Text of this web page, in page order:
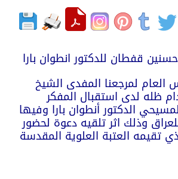
قفطان للدكتور انطوان بارا
لمرجعنا المفدى الشيخ
ظله لدى استقبال المفكر
الدكتور أنطوان بارا وفيها
وذلك اثر تلقيه دعوة لحضور
تقيمه العتبة العلوية المقدسة